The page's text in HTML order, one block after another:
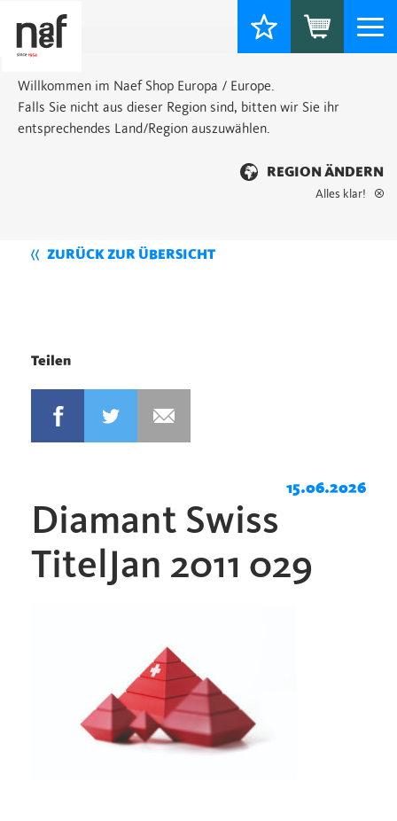
Willkommen im Naef Shop Europa / Europe.
Falls Sie nicht aus dieser Region sind, bitten wir Sie ihr
entsprechendes Land/Region auszuwählen.
REGION ÄNDERN
Alles klar!
ZURÜCK ZUR ÜBERSICHT
Teilen
15.06.2026
Diamant Swiss
TitelJan 2011 029